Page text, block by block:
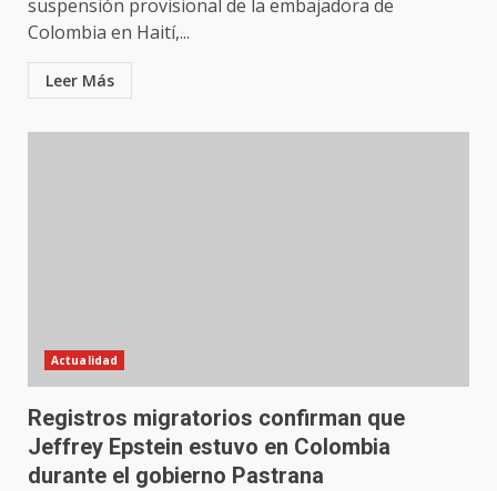
suspensión provisional de la embajadora de
Colombia en Haití,...
Leer Más
Actualidad
Registros migratorios confirman que
Jeffrey Epstein estuvo en Colombia
durante el gobierno Pastrana